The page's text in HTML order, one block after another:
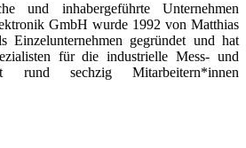
und inhabergeführte Unternehmen
GmbH wurde 1992 von Matthias
Einzelunternehmen gegründet und hat
für die industrielle Mess- und
rund sechzig Mitarbeitern*innen